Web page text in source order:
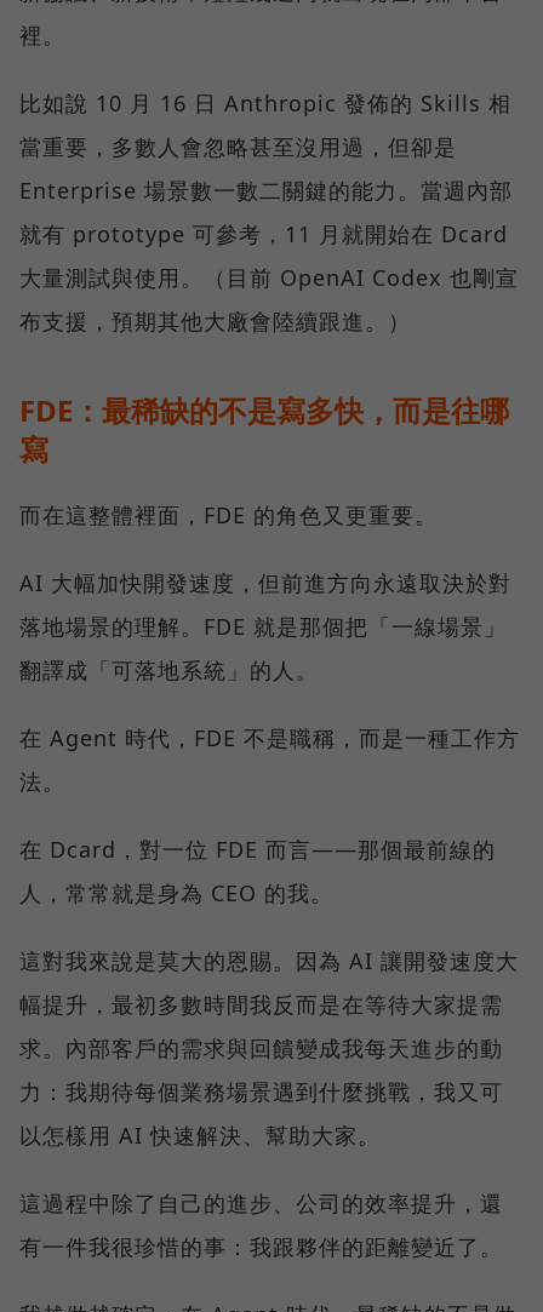
裡。
比如說 10 月 16 日 Anthropic 發佈的 Skills 相
當重要，多數人會忽略甚至沒用過，但卻是
Enterprise 場景數一數二關鍵的能力。當週內部
就有 prototype 可參考，11 月就開始在 Dcard
大量測試與使用。（目前 OpenAI Codex 也剛宣
布支援，預期其他大廠會陸續跟進。）
FDE：最稀缺的不是寫多快，而是往哪
寫
而在這整體裡面，FDE 的角色又更重要。
AI 大幅加快開發速度，但前進方向永遠取決於對
落地場景的理解。FDE 就是那個把「一線場景」
翻譯成「可落地系統」的人。
在 Agent 時代，FDE 不是職稱，而是一種工作方
法。
在 Dcard，對一位 FDE 而言——那個最前線的
人，常常就是身為 CEO 的我。
這對我來說是莫大的恩賜。因為 AI 讓開發速度大
幅提升，最初多數時間我反而是在等待大家提需
求。內部客戶的需求與回饋變成我每天進步的動
力：我期待每個業務場景遇到什麼挑戰，我又可
以怎樣用 AI 快速解決、幫助大家。
這過程中除了自己的進步、公司的效率提升，還
有一件我很珍惜的事：我跟夥伴的距離變近了。